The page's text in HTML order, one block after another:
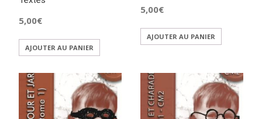
5,00€
AJOUTER AU PANIER
5,00€
AJOUTER AU PANIER